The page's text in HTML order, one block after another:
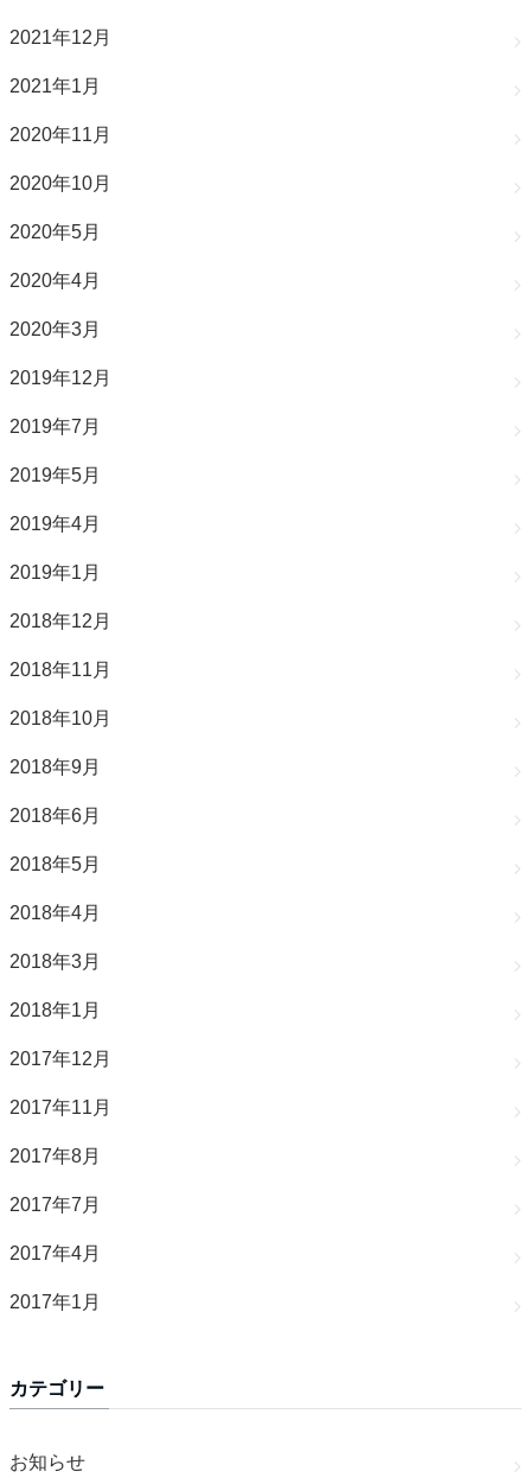
2021年12月
2021年1月
2020年11月
2020年10月
2020年5月
2020年4月
2020年3月
2019年12月
2019年7月
2019年5月
2019年4月
2019年1月
2018年12月
2018年11月
2018年10月
2018年9月
2018年6月
2018年5月
2018年4月
2018年3月
2018年1月
2017年12月
2017年11月
2017年8月
2017年7月
2017年4月
2017年1月
カテゴリー
お知らせ